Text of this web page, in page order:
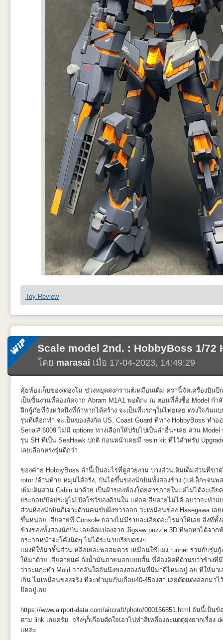
ตรงปืนนี่ ให้มาเป็น สีขาวทั้งชิ้น ส่วนสีน้ำเงินไปบังพ่นกันเอาเอง
เป็นงานที่ทำค้างไว้ตั้งแต่ปี 2019 (ดูจากโพสท์เก่าๆในFB) เอาไปขัดระหว่า
ก็ค่อยๆขัด แม้จะเป็น HG1/144 แต่ก็ชิ้นส่วนค่อนข้างซับซ้อน ดีนะที่ไม่เล่
ออกตัดกันเหมือน Titan เลยไม่รีรอที่จะประกอบและทำสี อดทนและทนอ
ใช้ได้ ไม่รู้ทำทำไม อยากให้มันคมละมั๊ง และสีที่พ่นจะได้ติดดี พ่นสีผสมต
จึดที่บังพ่นเพื่อให้เหมือนในAnimeอย่างเช่นตรงสีเทาในปืน ที่ต้องบังพ่นเอ
กาวออก บางจุดก็ขี้เกียจบังพ่น เอาสีสูตรอีนาเมลค่อยๆทาไป เลอะก็เช็ดอ
Psychoframe ดีที่กล่องนี้เป็นพลาสติกทึบเพราะเป็นBansheeตัวแรกที่ออ
ซึ่งยังคิดไม่ตกว่าถ้าทำสีจริงๆจะพ่นยังไงดี โมเดลเลอร์ญี่ปุ่นจับพ่นทึบไปเล
ทำตัวอื่น รวมถึง MG ท้ายสุดก็ได้เพื่อนๆพี่น้องในเพจช่วยแนะนำ เลยมาล
ผมชอบบ่นว่า ติสท์ เหลือเกิน ) ติดเสร็จก็รอกว่าจะมีแดดดีๆพ่นClear ปิดท้า
Mr.Color ว่าดีกว่าตัวอื่นๆเพราะโอกาสเกิดฝ้าน้อยที่สุด พ่นเคลียร์แล้วรู้สึก
เสร็จปิดงานถ่ายรูป จัดท่าสนุกๆ
Toy Review
Scale model 2nd. : HobbyBoss 1/72
โดย marasai เมื่อ 17-04-2023, 14:49:29
คุ้ยห้องเก็บของ/ดองโม ช่วงหยุดสงกรานต์เหมือนเดิม ครานี้จัดเครื่องบิน
เป็นชิ้นงานที่สองถัดจาก Abram M1A1 พอดีกะ ณ ตอนที่สั่งซื้อ Model กำ
ฝึกกู้ภัยที่จังหวัดนึงที่ถ้าหากได้สร้าง จะเป็นที่แรกๆในไทยเลย ตรงใจกันแ
รุ่นที่เลือกทำ จะเป็นของสังกัด US. Coast Guard ที่ทาง HobbyBoss ทำ
Serial# 6009 ไม่มี options ทางเลือกให้ปรับไปเป็นลำอื่นๆเลย ส่วน
รุ่น SH ที่เป็น SeaHawk ปกติ ก่อนหน้าเคยมี resin kit ที่ไว้สำหรับ
เลยเลือกตรงรุ่นดีกว่า
ของค่าย HobbyBoss ลำนี้เป็นอะไรที่ดูสวยงาม บางส่วนเติมเต็มส่วนที่ขา
rotor /ด้านท้าย หมุนได้จริง, บันไดขึ้นของนักบินทั้งสองข้าง (แต่เล็กๆจน
เพิ่มเติมส่วน Cabin มาด้วย เป็นฝ้าของห้องโดยสารภายในแต่ไม่ได้ละเอีย
ประกอบ/ปิดประตูไม่เปิดโชว์ของด้านใน แต่อดเสียดายไม่ได้เลยว่าจะทำแ
ส่วนห้องนักบินก็เจาะด้านคนขับฝั่งขวาออก จะเหมือนของ Hasegawa เล
ขึ้นหน่อย เสียดายที่ Console กลางไม่มีรายละเอียดอะไรมาให้เลย สิ่งที่
ข้างของทั้งสองนักบิน เลยดัดแปลงจาก Jigsaw puzzle 3D ที่พอหาได้จาก
กระจกหน้าจะโค้งนิดๆ ไม่ได้ระนาบเรียบตรงๆ
แผงที่ให้มาชิ้นส่วนเหลือเยอะพอสมควร เหมือนใช้แผง runner ร่วมกับรุ่น
ให้มาด้วย เสียดายแค่ ถังน้ำมันภายนอกแบบสั้น ที่ต้องติดที่ด้านขวาข้างที่
ว่าจะแกะทำ Mold จากอันใดอันนึงของสองอันที่มีมาดีไหมอยู่เลย ที่ให้มา
เกิน ไม่เหมือนของจริง ที่จะทำมุมกันเกือบ40-45องศา เลยตัดแต่งออกมา
ยึดอยู่เลย
https://www.airport-data.com/aircraft/photo/000156851.html อันนี้เป็น
ตาม link เลยครับ จริงๆก็เกือบตัดใจเอาไปทำสีเหลืองละแต่ดุยุ่งยากเรื่อง
แหละ